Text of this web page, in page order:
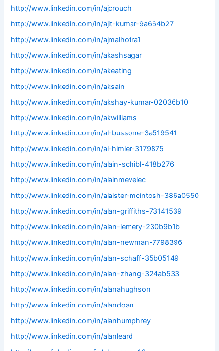
http://www.linkedin.com/in/ajcrouch
http://www.linkedin.com/in/ajit-kumar-9a664b27
http://www.linkedin.com/in/ajmalhotra1
http://www.linkedin.com/in/akashsagar
http://www.linkedin.com/in/akeating
http://www.linkedin.com/in/aksain
http://www.linkedin.com/in/akshay-kumar-02036b10
http://www.linkedin.com/in/akwilliams
http://www.linkedin.com/in/al-bussone-3a519541
http://www.linkedin.com/in/al-himler-3179875
http://www.linkedin.com/in/alain-schibl-418b276
http://www.linkedin.com/in/alainmevelec
http://www.linkedin.com/in/alaister-mcintosh-386a0550
http://www.linkedin.com/in/alan-griffiths-73141539
http://www.linkedin.com/in/alan-lemery-230b9b1b
http://www.linkedin.com/in/alan-newman-7798396
http://www.linkedin.com/in/alan-schaff-35b05149
http://www.linkedin.com/in/alan-zhang-324ab533
http://www.linkedin.com/in/alanahughson
http://www.linkedin.com/in/alandoan
http://www.linkedin.com/in/alanhumphrey
http://www.linkedin.com/in/alanleard